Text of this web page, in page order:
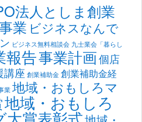
法人としま創業
業 ビジネスなんで
ビジネス無料相談会 九士業会「暮らし
報告事業計画個店
講座 創業補助金 創業補助金経
業 地域・おもしろマ
地域・おもしろ